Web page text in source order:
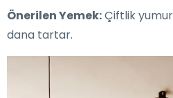
Önerilen Yemek:Çiftlik
dana tartar.